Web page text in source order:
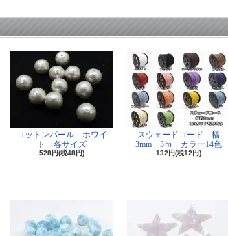
コットンパール ホワイ
ト 各サイズ
528円(税48円)
スウェードコード 幅
3mm 3ｍ カラー14色
132円(税12円)